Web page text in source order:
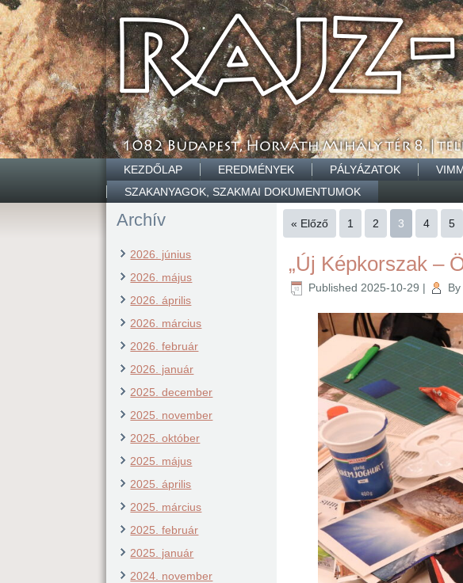
KEZDŐLAP EREDMÉNYEK PÁLYÁZATOK
SZAKANYAGOK, SZAKMAI DOKUMENTUMOK
Archív
2026. június
2026. május
2026. április
2026. március
2026. február
2026. január
2025. december
2025. november
2025. október
2025. május
2025. április
2025. március
2025. február
2025. január
2024. november
« Előző 1 2 3 4 5
„Új Képkorszak –
Published 2025-10-29 | By